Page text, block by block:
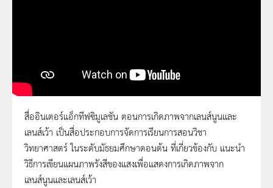
การเขียนแผนภาพรังสีของแสงเพื่อแสดงการ
เกิดภาพจากเลนส์นูนและเลนส์เว้า
สื่ออินเตอร์แอ็กทีฟซิมูเลชัน ตอนการเกิดภาพจากเลนส์นูนและ
เลนส์เว้า เป็นสื่อประกอบการจัดการเรียนการสอนวิชา
วิทยาศาสตร์ ในระดับมัธยมศึกษาตอนต้น ที่เกี่ยวข้องกับ แนะนำ
วิธีการเขียนแผนภาพรังสีของแสงเพื่อแสดงการเกิดภาพจาก
เลนส์นูนและเลนส์เว้า